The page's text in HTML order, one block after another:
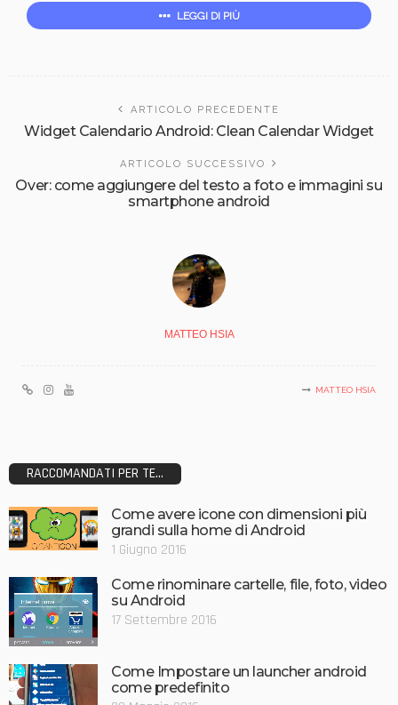
LEGGI DI PIÙ
ARTICOLO PRECEDENTE
Widget Calendario Android: Clean Calendar Widget
ARTICOLO SUCCESSIVO
Over: come aggiungere del testo a foto e immagini su
smartphone android
MATTEO HSIA
MATTEO HSIA
RACCOMANDATI PER TE...
Come avere icone con dimensioni più
grandi sulla home di Android
1 Giugno 2016
Come rinominare cartelle, file, foto, video
su Android
17 Settembre 2016
Come Impostare un launcher android
come predefinito